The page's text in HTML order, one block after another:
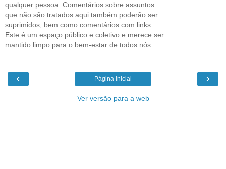
qualquer pessoa. Comentários sobre assuntos
que não são tratados aqui também poderão ser
suprimidos, bem como comentários com links.
Este é um espaço público e coletivo e merece ser
mantido limpo para o bem-estar de todos nós.
‹ ›
Página inicial
Ver versão para a web